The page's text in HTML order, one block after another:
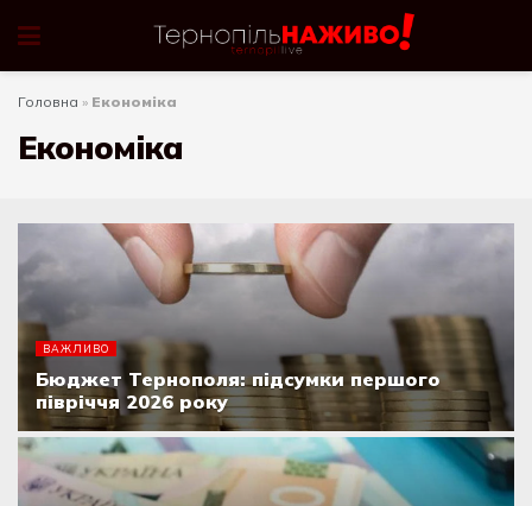
Головна » Економіка
Економіка
ВАЖЛИВО
Бюджет Тернополя: підсумки першого
півріччя 2026 року
07.08.2026